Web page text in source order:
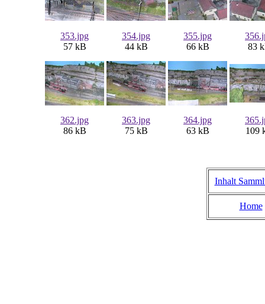
353.jpg
57 kB
354.jpg
44 kB
355.jpg
66 kB
83
362.jpg
86 kB
363.jpg
75 kB
364.jpg
63 kB
109
Inhalt
Home